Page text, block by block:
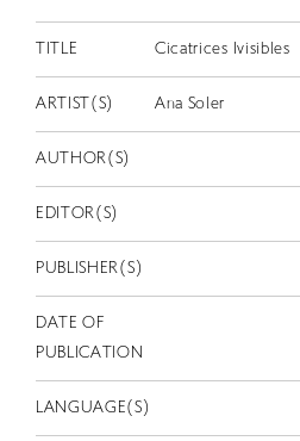
CONTACT
JP
EN
TITLE Cicatrices Ivisibles
ARTIST(S) Ana Soler
AUTHOR(S)
EDITOR(S)
PUBLISHER(S)
DATE OF
PUBLICATION
LANGUAGE(S)